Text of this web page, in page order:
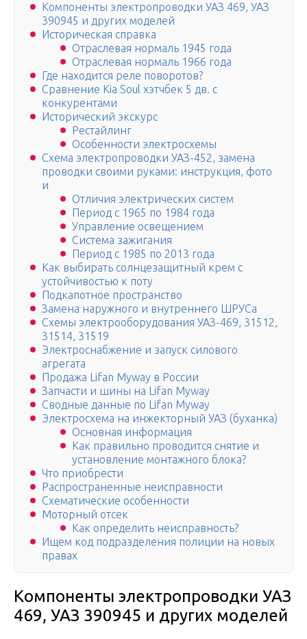
Компоненты электропроводки УАЗ 469, УАЗ
390945 и других моделей
Историческая справка
Отраслевая нормаль 1945 года
Отраслевая нормаль 1966 года
Где находится реле поворотов?
Сравнение Kia Soul хэтчбек 5 дв. с
конкурентами
Исторический экскурс
Рестайлинг
Особенности электросхемы
Схема электропроводки УАЗ-452, замена
проводки своими руками: инструкция, фото
и
Отличия электрических систем
Период с 1965 по 1984 года
Управление освещением
Система зажигания
Период с 1985 по 2013 года
Как выбирать солнцезащитный крем с
устойчивостью к поту
Подкапотное пространство
Замена наружного и внутреннего ШРУСа
Схемы электрооборудования УАЗ-469, 31512,
31514, 31519
Электроснабжение и запуск силового
агрегата
Продажа Lifan Myway в России
Запчасти и шины на Lifan Myway
Сводные данные по Lifan Myway
Электросхема на инжекторный УАЗ (буханка)
Основная информация
Как правильно проводится снятие и
установление монтажного блока?
Что приобрести
Распространенные неисправности
Схематические особенности
Моторный отсек
Как определить неисправность?
Ищем код подразделения полиции на новых
правах
Компоненты электропроводки УАЗ
469, УАЗ 390945 и других моделей